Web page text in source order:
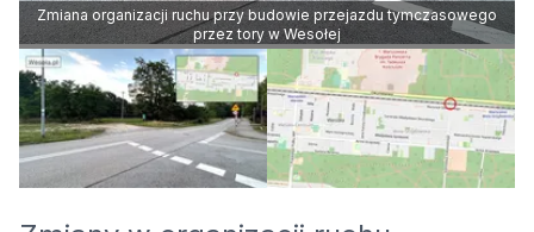
Zmiana organizacji ruchu przy budowie przejazdu tymczasowego
przez tory w Wesołej